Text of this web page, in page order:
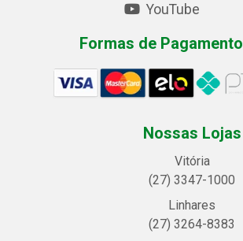
YouTube
Formas de Pagamento
Nossas Lojas
Vitória
(27) 3347-1000
Linhares
(27) 3264-8383